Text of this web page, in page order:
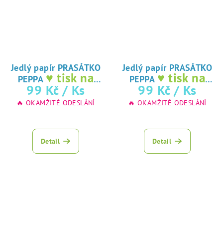
Jedlý papír PRASÁTKO
PEPPA ♥ tisk na
jedlý papír
99 Kč / Ks
🔥 OKAMŽITÉ ODESLÁNÍ
Detail
Jedlý papír PRASÁTKO
PEPPA ♥ tisk na
jedlý papír
99 Kč / Ks
🔥 OKAMŽITÉ ODESLÁNÍ
Detail